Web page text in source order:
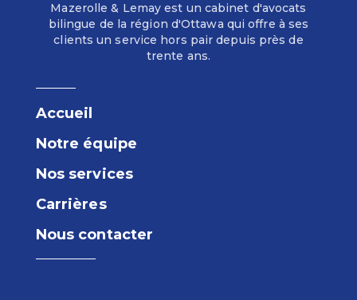
Mazerolle & Lemay est un cabinet d'avocats
bilingue de la région d'Ottawa qui offre à ses
clients un service hors pair depuis près de
trente ans.
Accueil
Notre équipe
Nos services
Carrières
Nous contacter